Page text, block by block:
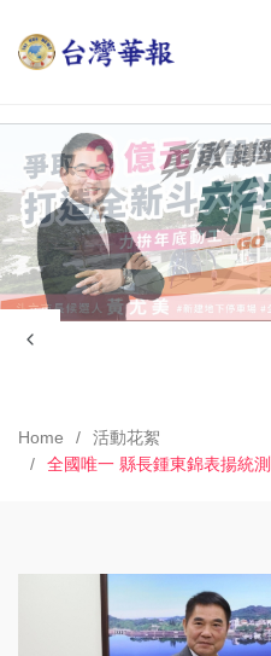
Home
活動花絮
全國唯一 縣長鍾東錦表揚統